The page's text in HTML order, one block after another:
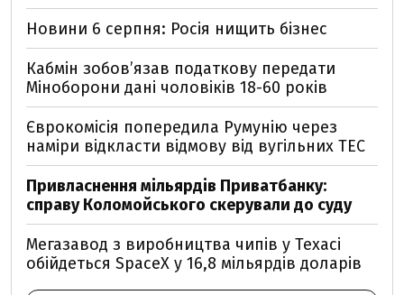
Новини 6 серпня: Росія нищить бізнес
Кабмін зобовʼязав податкову передати
Міноборони дані чоловіків 18-60 років
Єврокомісія попередила Румунію через
наміри відкласти відмову від вугільних ТЕС
Привласнення мільярдів Приватбанку:
справу Коломойського скерували до суду
Мегазавод з виробництва чипів у Техасі
обійдеться SpaceX у 16,8 мільярдів доларів